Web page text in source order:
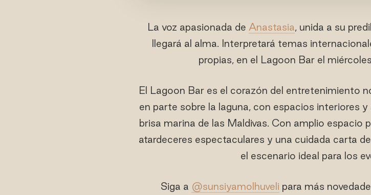
La voz apasionada de Anastasia, unida a su
llegará al alma. Interpretará temas
propias, en el Lagoon Bar el
El Lagoon Bar es el corazón del entretenimiento
en parte sobre la laguna, con espacios interiores
brisa marina de las Maldivas. Con amplio espacio
atardeceres espectaculares y una cuidada carta
el escenario ideal para los
Siga a @sunsiyamolhuveli para más